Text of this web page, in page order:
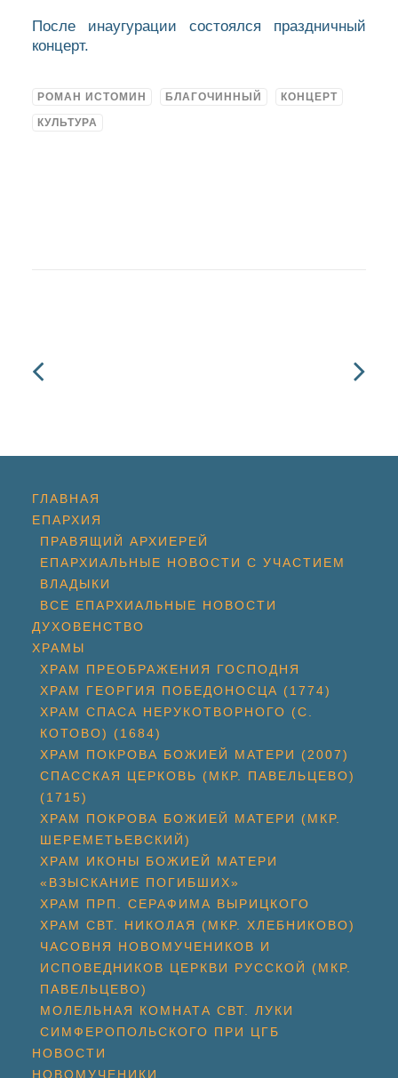
После инаугурации состоялся праздничный
концерт.
РОМАН ИСТОМИН БЛАГОЧИННЫЙ КОНЦЕРТ
КУЛЬТУРА
ГЛАВНАЯ
ЕПАРХИЯ
ПРАВЯЩИЙ АРХИЕРЕЙ
ЕПАРХИАЛЬНЫЕ НОВОСТИ С УЧАСТИЕМ
ВЛАДЫКИ
ВСЕ ЕПАРХИАЛЬНЫЕ НОВОСТИ
ДУХОВЕНСТВО
ХРАМЫ
ХРАМ ПРЕОБРАЖЕНИЯ ГОСПОДНЯ
ХРАМ ГЕОРГИЯ ПОБЕДОНОСЦА (1774)
ХРАМ СПАСА НЕРУКОТВОРНОГО (С.
КОТОВО) (1684)
ХРАМ ПОКРОВА БОЖИЕЙ МАТЕРИ (2007)
СПАССКАЯ ЦЕРКОВЬ (МКР. ПАВЕЛЬЦЕВО)
(1715)
ХРАМ ПОКРОВА БОЖИЕЙ МАТЕРИ (МКР.
ШЕРЕМЕТЬЕВСКИЙ)
ХРАМ ИКОНЫ БОЖИЕЙ МАТЕРИ
«ВЗЫСКАНИЕ ПОГИБШИХ»
ХРАМ ПРП. СЕРАФИМА ВЫРИЦКОГО
ХРАМ СВТ. НИКОЛАЯ (МКР. ХЛЕБНИКОВО)
ЧАСОВНЯ НОВОМУЧЕНИКОВ И
ИСПОВЕДНИКОВ ЦЕРКВИ РУССКОЙ (МКР.
ПАВЕЛЬЦЕВО)
МОЛЕЛЬНАЯ КОМНАТА СВТ. ЛУКИ
СИМФЕРОПОЛЬСКОГО ПРИ ЦГБ
НОВОСТИ
НОВОМУЧЕНИКИ